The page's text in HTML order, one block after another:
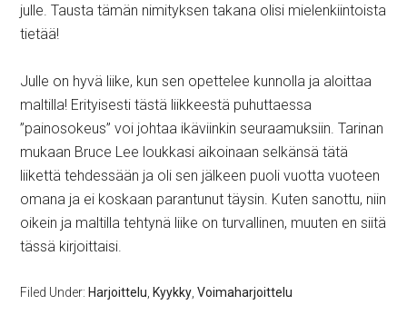
julle. Tausta tämän nimityksen takana olisi mielenkiintoista
tietää!
Julle on hyvä liike, kun sen opettelee kunnolla ja aloittaa
maltilla! Erityisesti tästä liikkeestä puhuttaessa
”painosokeus” voi johtaa ikäviinkin seuraamuksiin. Tarinan
mukaan Bruce Lee loukkasi aikoinaan selkänsä tätä
liikettä tehdessään ja oli sen jälkeen puoli vuotta vuoteen
omana ja ei koskaan parantunut täysin. Kuten sanottu, niin
oikein ja maltilla tehtynä liike on turvallinen, muuten en siitä
tässä kirjoittaisi.
Filed Under: Harjoittelu, Kyykky,Voimaharjoittelu